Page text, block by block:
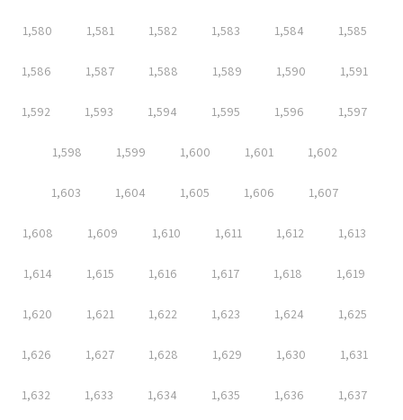
1,580 1,581 1,582 1,583 1,584 1,585
1,586 1,587 1,588 1,589 1,590 1,591
1,592 1,593 1,594 1,595 1,596 1,597
1,598 1,599 1,600 1,601 1,602
1,603 1,604 1,605 1,606 1,607
1,608 1,609 1,610 1,611 1,612 1,613
1,614 1,615 1,616 1,617 1,618 1,619
1,620 1,621 1,622 1,623 1,624 1,625
1,626 1,627 1,628 1,629 1,630 1,631
1,632 1,633 1,634 1,635 1,636 1,637